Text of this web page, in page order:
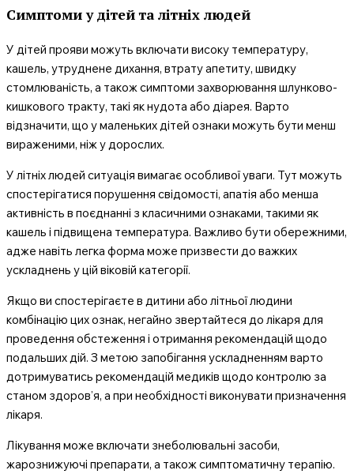
Симптоми у дітей та літніх людей
У дітей прояви можуть включати високу температуру,
кашель, утруднене дихання, втрату апетиту, швидку
стомлюваність, а також симптоми захворювання шлунково-
кишкового тракту, такі як нудота або діарея. Варто
відзначити, що у маленьких дітей ознаки можуть бути менш
вираженими, ніж у дорослих.
У літніх людей ситуація вимагає особливої уваги. Тут можуть
спостерігатися порушення свідомості, апатія або менша
активність в поєднанні з класичними ознаками, такими як
кашель і підвищена температура. Важливо бути обережними,
адже навіть легка форма може призвести до важких
ускладнень у цій віковій категорії.
Якщо ви спостерігаєте в дитини або літньої людини
комбінацію цих ознак, негайно звертайтеся до лікаря для
проведення обстеження і отримання рекомендацій щодо
подальших дій. З метою запобігання ускладненням варто
дотримуватись рекомендацій медиків щодо контролю за
станом здоров’я, а при необхідності виконувати призначення
лікаря.
Лікування може включати знеболювальні засоби,
жарознижуючі препарати, а також симптоматичну терапію.